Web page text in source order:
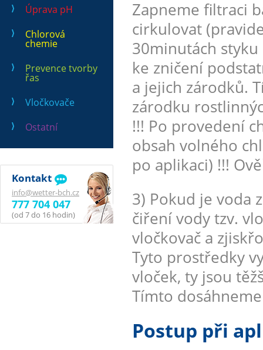
Úprava pH
Chlorová
chemie
Prevence tvorby
řas
Vločkovače
Ostatní
Kontakt
info@wetter-bch.cz
777 704 047
(od 7 do 16 hodin)
Zapneme filtraci
cirkulovat
30minutách
ke zničení
a jejich zárodků.
zárodku
!!! Po provedení
obsah volného
po aplikaci) !!!
3) Pokud je voda
čiření vody tzv.
vločkovač a
Tyto prostředky
vloček, ty jsou
Tímto
Postup při